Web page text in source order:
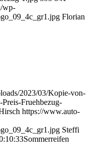
wp-
Florian
2023/03/Kopie-von-
Fruehbezug-
https://www.auto-
Steffi
Sommerreifen